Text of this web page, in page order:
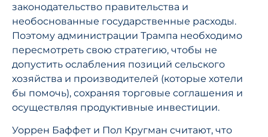
законодательство правительства и
необоснованные государственные расходы.
Поэтому администрации Трампа необходимо
пересмотреть свою стратегию, чтобы не
допустить ослабления позиций сельского
хозяйства и производителей (которые хотели
бы помочь), сохраняя торговые соглашения и
осуществляя продуктивные инвестиции.
Уоррен Баффет и Пол Кругман считают, что